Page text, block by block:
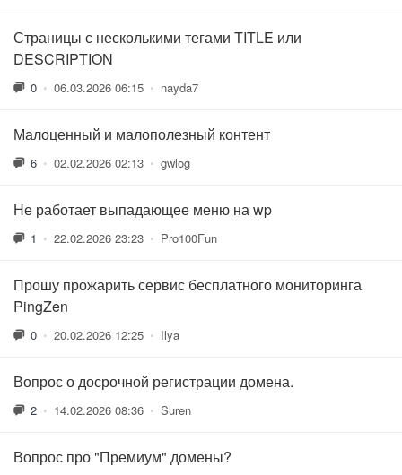
Страницы с несколькими тегами TITLE или
DESCRIPTION
0 • 06.03.2026 06:15 • nayda7
Малоценный и малополезный контент
6 • 02.02.2026 02:13 • gwlog
Не работает выпадающее меню на wp
1 • 22.02.2026 23:23 • Pro100Fun
Прошу прожарить сервис бесплатного мониторинга
PingZen
0 • 20.02.2026 12:25 • Ilya
Вопрос о досрочной регистрации домена.
2 • 14.02.2026 08:36 • Suren
Вопрос про "Премиум" домены?